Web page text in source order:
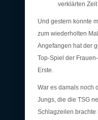
verklärten
Und gestern konnte
zum wiederholten
Angefangen hat der
Top-Spiel der
Erste.
War es damals noch
Jungs, die die TSG
Schlagzeilen brachte